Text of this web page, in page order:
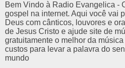
Bem Vindo à Radio Evangelica -
gospel na internet. Aqui você vai
Deus com cânticos, louvores e
de Jesus Cristo e ajude site de
gratuitamente o melhor da
custos para levar a palavra do
mundo